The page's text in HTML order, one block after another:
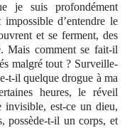
je suis profondément
d’entendre le
et se ferment, des
Mais comment se fait-il
malgré tout ? Surveille-
t-il quelque drogue à ma
heures, le réveil
invisible, est-ce un dieu,
possède-t-il un corps, et